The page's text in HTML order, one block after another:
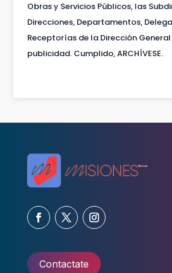
Obras y Servicios Públicos, las
Direcciones, Departamentos,
Receptorías de la Dirección General
publicidad. Cumplido, ARCHÍVESE.
Contactate